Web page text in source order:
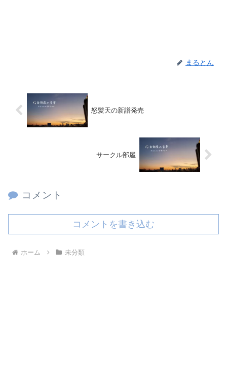
まるとん
怒髪天の新譜発売
サークル部屋
コメント
コメントを書き込む
ホーム 未分類